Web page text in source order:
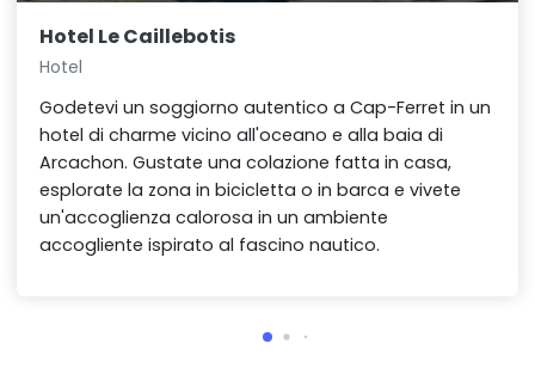
Hotel Le Caillebotis
Hotel
Godetevi un soggiorno autentico a Cap-Ferret in un
hotel di charme vicino all'oceano e alla baia di
Arcachon. Gustate una colazione fatta in casa,
esplorate la zona in bicicletta o in barca e vivete
un'accoglienza calorosa in un ambiente
accogliente ispirato al fascino nautico.